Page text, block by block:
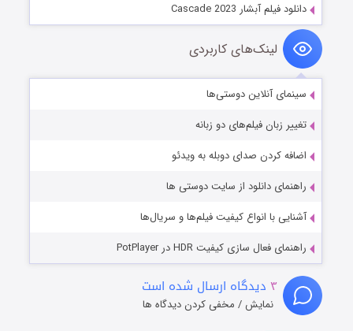
دانلود فیلم آبشار Cascade 2023
لینک‌های کاربردی
سینمای آنلاین دوستی‌ها
تغییر زبان فیلم‌های دو زبانه
اضافه کردن صدای دوبله به ویدئو
راهنمای دانلود از سایت دوستی ها
آشنایی با انواع کیفیت فیلم‌ها و سریال‌ها
راهنمای فعال سازی کیفیت HDR در PotPlayer
۳ دیدگاه ارسال شده است
نمایش / مخفی کردن دیدگاه ها